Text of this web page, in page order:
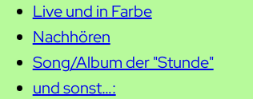
Live und in Farbe
Nachhören
Song/Album der "Stunde"
und sonst…: